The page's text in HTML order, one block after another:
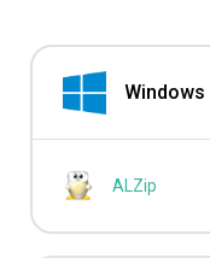
Windows
ALZip